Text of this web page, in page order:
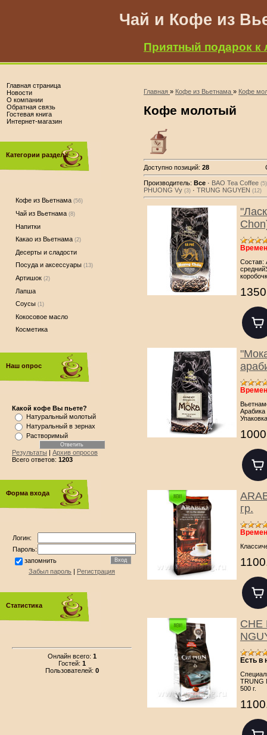
Чай и Кофе из
Приятный подарок к
Главная страница
Новости
О компании
Обратная связь
Гостевая книга
Интернет-магазин
Категории раздела
Кофе из Вьетнама (56)
Чай из Вьетнама (8)
Напитки
Какао из Вьетнама (2)
Десерты и сладости
Посуда и аксессуары (13)
Артишок (2)
Лапша
Соусы (1)
Кокосовое масло
Косметика
Наш опрос
Какой кофе Вы пьете?
Натуральный молотый
Натуральный в зернах
Растворимый
Результаты | Архив опросов
Всего ответов: 1203
Форма входа
Логин:
Пароль:
запомнить
Забыл пароль | Регистрация
Статистика
Онлайн всего: 1
Гостей: 1
Пользователей: 0
Главная » Кофе из Вьетнама » Кофе
Кофе молотый
Доступно позиций: 28
Производитель: Все · BAO Tea Coffee (5)
PHUONG Vy (3) · TRUNG NGUYEN (12)
Состав:
гр.
CHE
Есть в
TRUNG
500 г.